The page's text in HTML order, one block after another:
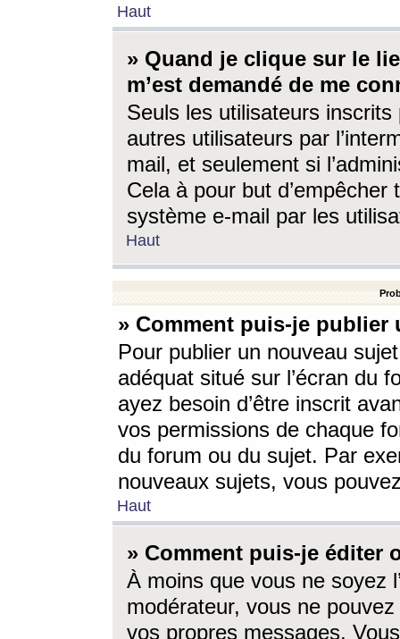
Haut
» Quand je clique sur le
m’est demandé de me
Seuls les utilisateurs
autres utilisateurs par
mail, et seulement si
Cela à pour but
système e-mail par les
Haut
» Comment puis-je
Pour publier un nouveau
adéquat situé sur l’écran du
ayez besoin d’être inscrit
vos permissions de chaque
du forum ou du sujet. Par
nouveaux sujets, vous
Haut
» Comment puis-je éditer
À moins que vous ne soyez
modérateur, vous ne
vos propres messages.